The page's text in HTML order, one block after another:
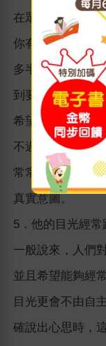
在眾人面前他會
你有點下不了臺
多半是因為找不
到要注意他，於
希望引起你的注
不過，這種行為
常常會使對方產
真實意圖。
5．他的目光經常
一般說來，人們
並且希望能夠經
目光更會不由自
確說出心思時，